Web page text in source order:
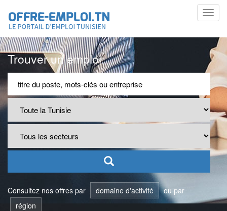
Trouver un emploi
Consultez nos offres par domaine d'activité
ou par
région